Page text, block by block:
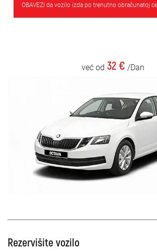
OBAVEZI da vozilo izda po trenutno obračunatoj
već od 32 € /Dan
Rezervišite vozilo